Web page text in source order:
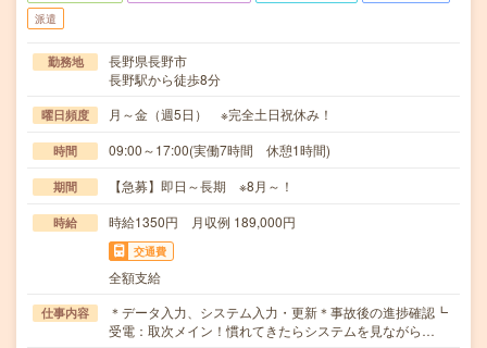
派遣
勤務地
長野県長野市
長野駅から徒歩8分
曜日頻度 月～金（週5日） ※完全土日祝休み！
時間 09:00～17:00(実働7時間 休憩1時間)
期間 【急募】即日～長期 ※8月～！
時給 時給1350円 月収例 189,000円
交通費
全額支給
仕事内容
＊データ入力、システム入力・更新＊事故後の進捗確認┗
受電：取次メイン！慣れてきたらシステムを見ながら…